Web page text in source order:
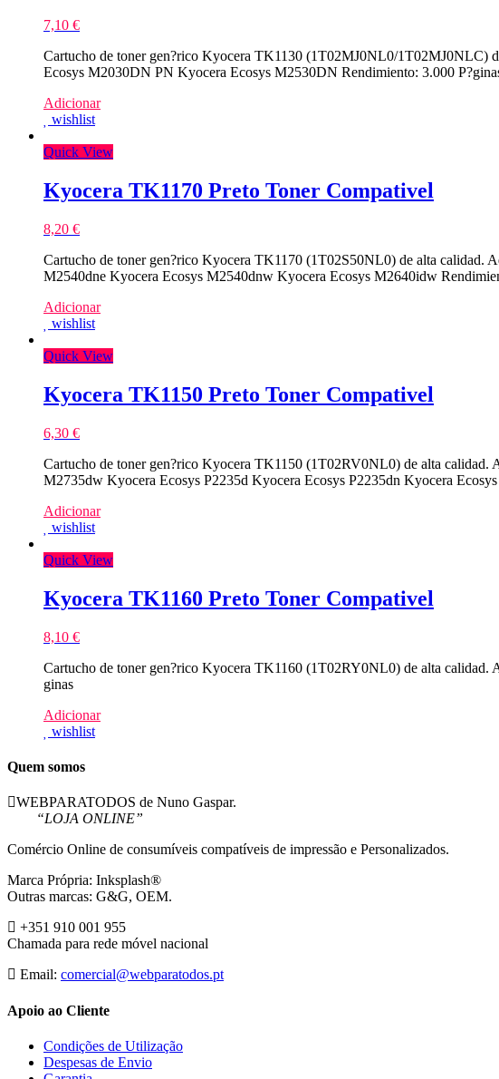
7,10 €
Cartucho de toner gen?rico Kyocera TK1130 (1T02MJ0NL0/1T02MJ0NLC)
Ecosys M2030DN PN Kyocera Ecosys M2530DN Rendimiento: 3.000
Adicionar
wishlist
Quick View
Kyocera TK1170 Preto Toner Compativel
8,20 €
Cartucho de toner gen?rico Kyocera TK1170 (1T02S50NL0) de alta calidad.
M2540dne Kyocera Ecosys M2540dnw Kyocera Ecosys M2640idw
Adicionar
wishlist
Quick View
Kyocera TK1150 Preto Toner Compativel
6,30 €
Cartucho de toner gen?rico Kyocera TK1150 (1T02RV0NL0) de alta calidad.
M2735dw Kyocera Ecosys P2235d Kyocera Ecosys P2235dn Kyocera
Adicionar
wishlist
Quick View
Kyocera TK1160 Preto Toner Compativel
8,10 €
Cartucho de toner gen?rico Kyocera TK1160 (1T02RY0NL0) de alta calidad.
ginas
Adicionar
wishlist
Quem somos
WEBPARATODOS de Nuno Gaspar.
“LOJA ONLINE”
Comércio Online de consumíveis compatíveis de impressão e Personalizados.
Marca Própria: Inksplash®
Outras marcas: G&G, OEM.
+351 910 001 955
Chamada para rede móvel nacional
Email: comercial@webparatodos.pt
Apoio ao Cliente
Condições de Utilização
Despesas de Envio